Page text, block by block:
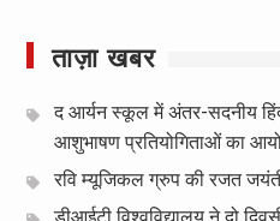
ताज़ा खबर
द आर्यन स्कूल में अंतर-सदनीय
आशुभाषण प्रतियोगिताओं का
रवि म्यूजिकल ग्रुप की रजत